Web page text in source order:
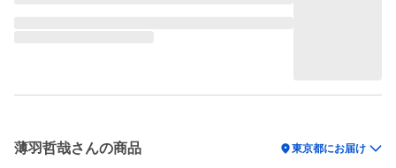
薄羽哲哉さんの商品 location_on東京都にお届け